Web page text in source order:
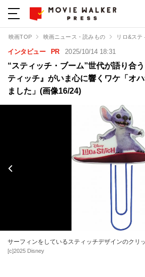
映画TOP 映画ニュース・読みもの リロ&ステ
インタビュー PR 2025/10/14 18:31
“スティッチ・ブーム”世代が語り合
ティッチ』がいま心に響くワケ「オ
ました」(画像16/24)
サーフィンをしているスティッチデザインのクリ
[c]2025 Disney